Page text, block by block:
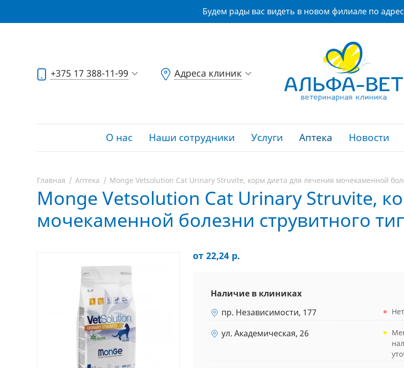
Будем рады вас видеть в новом филиале по
+375 17 388-11-99 Адреса клиник
О нас Наши сотрудники Услуги Аптека Новости
Главная Аптека Monge Vetsolution Cat Urinary Struvite, корм диета для лечения мочекаменной
Monge Vetsolution Cat Urinary Struvite,
мочекаменной болезни струвитного
от 22,24 р.
Наличие в клиниках
пр. Независимости, 177
ул. Академическая, 26